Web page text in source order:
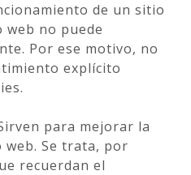
de un sitio
web no puede
Por ese motivo, no
explícito
para mejorar la
Se trata, por
recuerdan el